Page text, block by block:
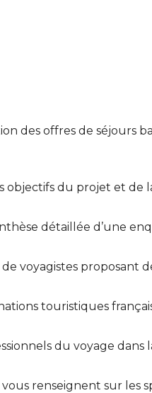
des offres de séjours
objectifs du projet et de
détaillée d’une
voyagistes proposant
touristiques
du voyage dans
renseignent sur les